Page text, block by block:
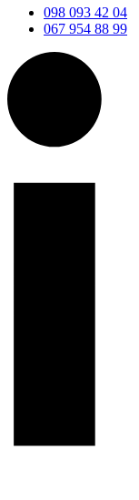
098 093 42 04
067 954 88 99